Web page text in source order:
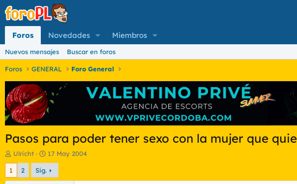
Foros Novedades Miembros
Nuevos mensajes Buscar en foros
Foros GENERAL Foro General
Pasos para poder tener sexo con la mujer que
I
n
c
Ulricht
F
e
c
h
17 May 2004
1 2 Sig.